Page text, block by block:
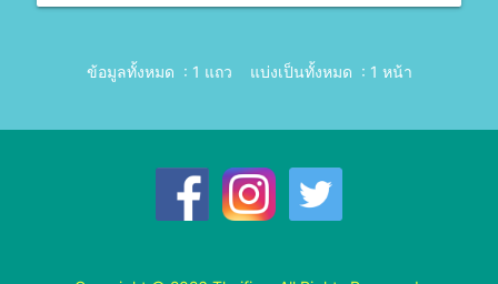
ข้อมูลทั้งหมด : 1 แถว แบ่งเป็นทั้งหมด : 1 หน้า